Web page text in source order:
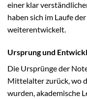
einer klar
haben sich im Laufe
weiterentwickelt.
Ursprung und
Die Ursprünge der
Mittelalter zurück, wo
wurden, akademische